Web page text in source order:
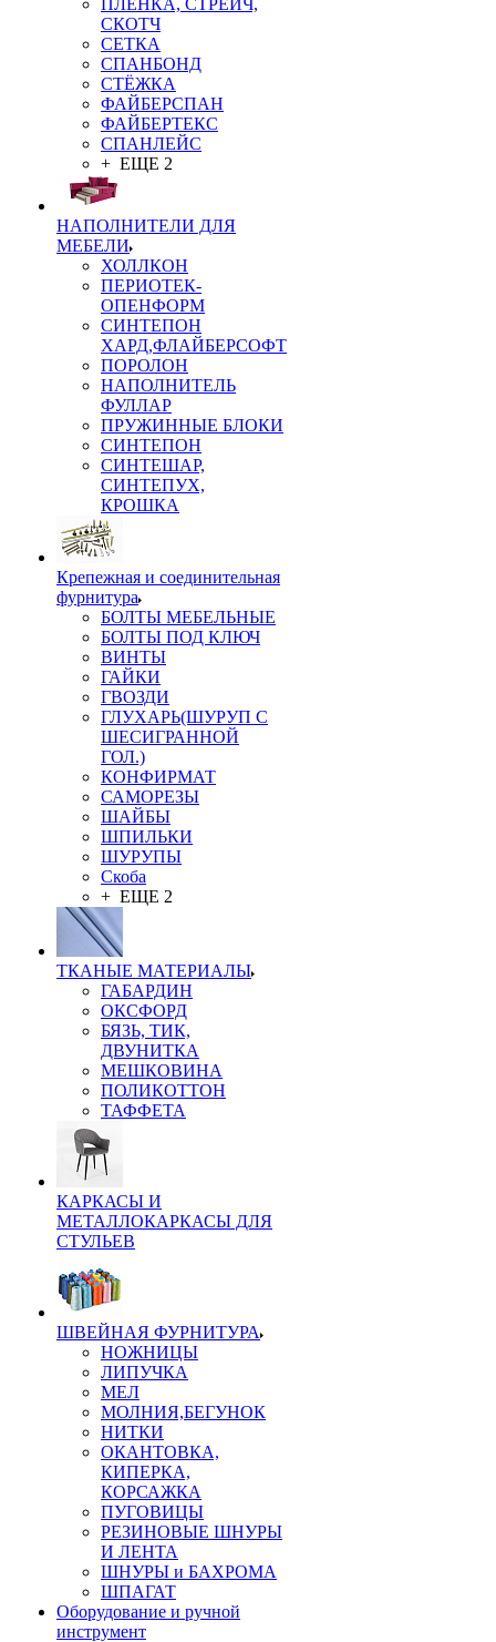
ПЛЁНКА, СТРЕЙЧ,
СКОТЧ
СЕТКА
СПАНБОНД
СТЁЖКА
ФАЙБЕРСПАН
ФАЙБЕРТЕКС
СПАНЛЕЙС
+ ЕЩЕ 2
НАПОЛНИТЕЛИ ДЛЯ
МЕБЕЛИ
ХОЛЛКОН
ПЕРИОТЕК-
ОПЕНФОРМ
СИНТЕПОН
ХАРД,ФЛАЙБЕРСОФТ
ПОРОЛОН
НАПОЛНИТЕЛЬ
ФУЛЛАР
ПРУЖИННЫЕ БЛОКИ
СИНТЕПОН
СИНТЕШАР,
СИНТЕПУХ,
КРОШКА
Крепежная и соединительная
фурнитура
БОЛТЫ МЕБЕЛЬНЫЕ
БОЛТЫ ПОД КЛЮЧ
ВИНТЫ
ГАЙКИ
ГВОЗДИ
ГЛУХАРЬ(ШУРУП С
ШЕСИГРАННОЙ
ГОЛ.)
КОНФИРМАТ
САМОРЕЗЫ
ШАЙБЫ
ШПИЛЬКИ
ШУРУПЫ
Скоба
+ ЕЩЕ 2
ТКАНЫЕ МАТЕРИАЛЫ
ГАБАРДИН
ОКСФОРД
БЯЗЬ, ТИК,
ДВУНИТКА
МЕШКОВИНА
ПОЛИКОТТОН
ТАФФЕТА
КАРКАСЫ И
МЕТАЛЛОКАРКАСЫ ДЛЯ
СТУЛЬЕВ
ШВЕЙНАЯ ФУРНИТУРА
НОЖНИЦЫ
ЛИПУЧКА
МЕЛ
МОЛНИЯ,БЕГУНОК
НИТКИ
ОКАНТОВКА,
КИПЕРКА,
КОРСАЖКА
ПУГОВИЦЫ
РЕЗИНОВЫЕ ШНУРЫ
И ЛЕНТА
ШНУРЫ и БАХРОМА
ШПАГАТ
Оборудование и ручной
инструмент